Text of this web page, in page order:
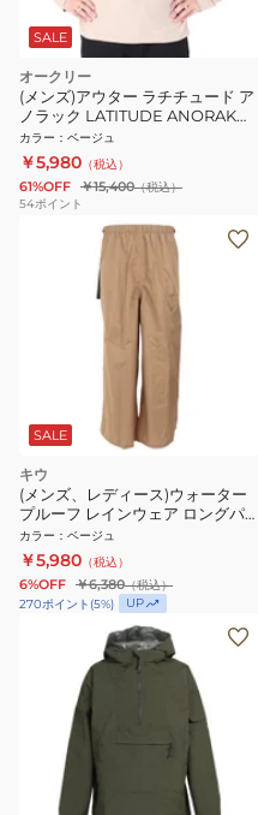
SALE
オークリー
(メンズ)アウター ラチチュード ア
ノラック LATITUDE ANORAK
FOA404283 ベージュ USサイズ
撥水 ハーフジップ
カラー ： ベージュ
￥5,980 （税込）
61%OFF ￥15,400（税込）
54ポイント
SALE
キウ
(メンズ、レディース)ウォーター
プルーフ レインウェア ロングパ
ンツ K323-911
カラー ： ベージュ
￥5,980 （税込）
6%OFF ￥6,380（税込）
270ポイント (5%) UP